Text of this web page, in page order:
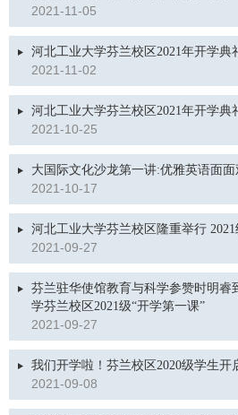
2021-11-05
河北工业大学芬兰校区2021年开学典
2021-11-02
河北工业大学芬兰校区2021年开学典
2021-10-25
大国际文化沙龙第一讲:优雅英语面
2021-10-17
河北工业大学芬兰校区隆重举行
2021-09-27
芬兰驻华使馆教育与科学参赞时明睿
学芬兰校区2021级“开学第一课”
2021-09-27
我们开学啦！芬兰校区2020级学生开
2021-09-08